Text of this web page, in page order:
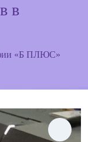
в
«Б ПЛЮС»